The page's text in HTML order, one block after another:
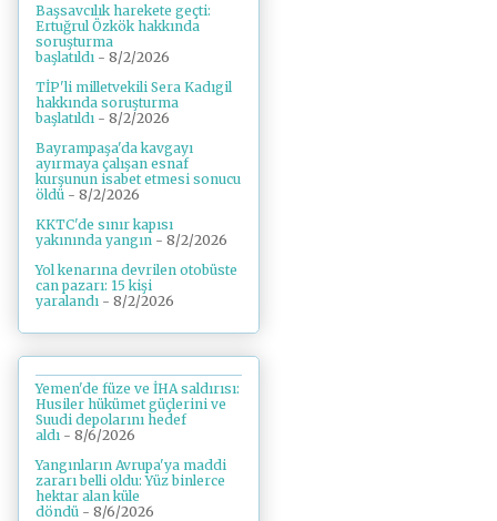
Başsavcılık harekete geçti:
Ertuğrul Özkök hakkında
soruşturma
başlatıldı - 8/2/2026
TİP'li milletvekili Sera Kadıgil
hakkında soruşturma
başlatıldı - 8/2/2026
Bayrampaşa'da kavgayı
ayırmaya çalışan esnaf
kurşunun isabet etmesi sonucu
öldü - 8/2/2026
KKTC'de sınır kapısı
yakınında yangın - 8/2/2026
Yol kenarına devrilen otobüste
can pazarı: 15 kişi
yaralandı - 8/2/2026
Yemen'de füze ve İHA saldırısı:
Husiler hükümet güçlerini ve
Suudi depolarını hedef
aldı - 8/6/2026
Yangınların Avrupa'ya maddi
zararı belli oldu: Yüz binlerce
hektar alan küle
döndü - 8/6/2026